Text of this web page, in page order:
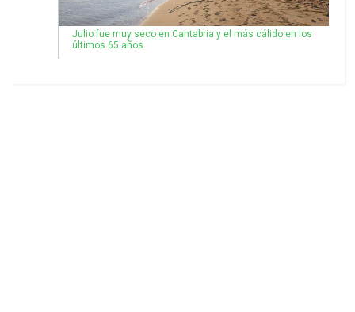
Julio fue muy seco en Cantabria y el más cálido en los
últimos 65 años